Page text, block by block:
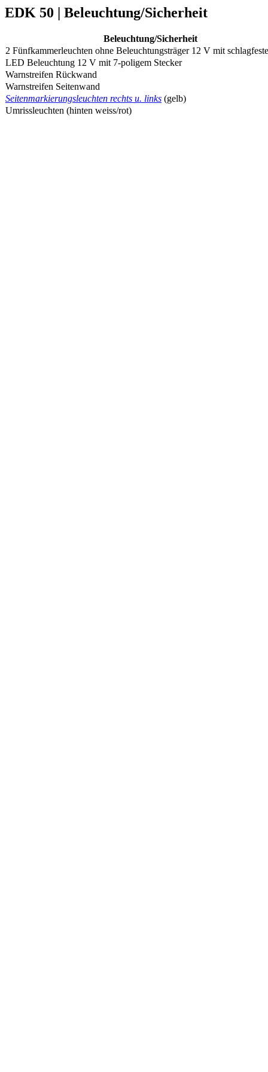
EDK 50 | Beleuchtung/Sicherheit
Beleuchtung/Sicherheit
2 Fünfkammerleuchten ohne Beleuchtungsträger 12 V mit
LED Beleuchtung 12 V mit 7-poligem Stecker
Warnstreifen Rückwand
Warnstreifen Seitenwand
Seitenmarkierungsleuchten rechts u. links (gelb)
Umrissleuchten (hinten weiss/rot)